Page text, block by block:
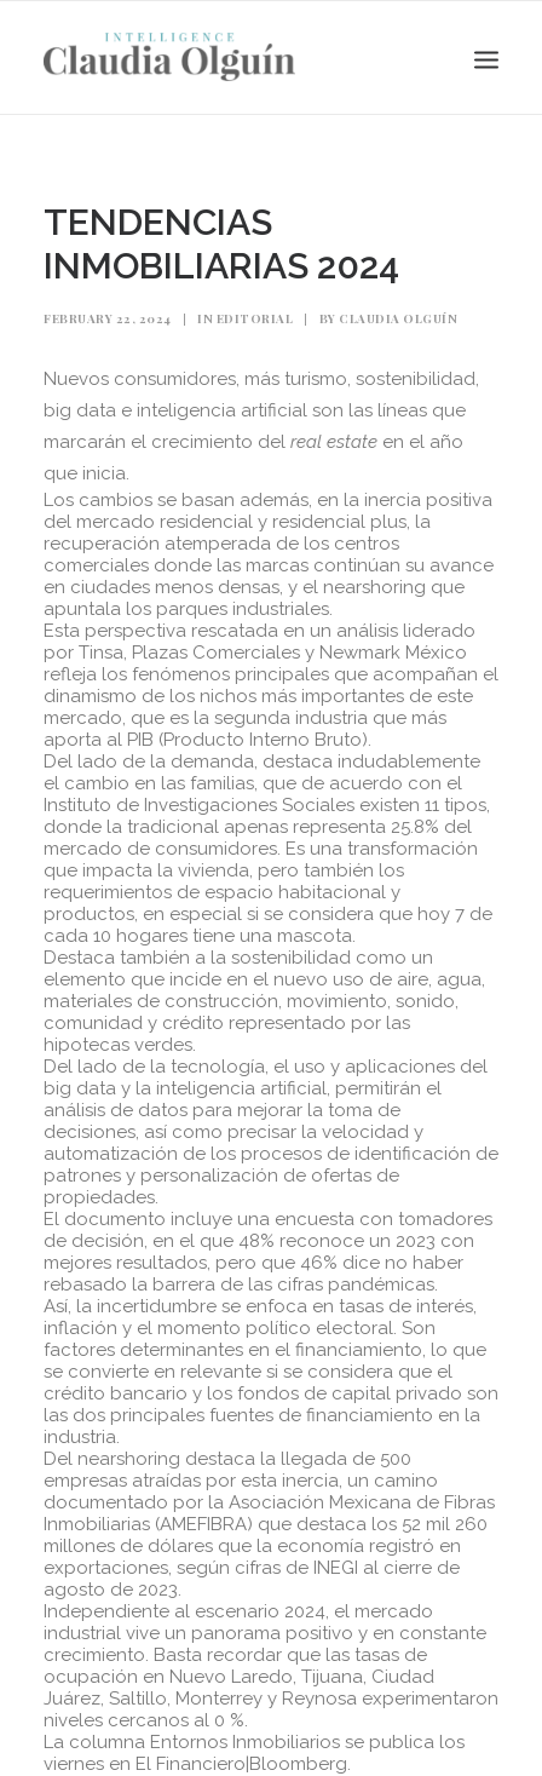
Search
TENDENCIAS
INMOBILIARIAS 2024
FEBRUARY 22, 2024 | IN EDITORIAL | BY CLAUDIA OLGUÍN
Nuevos consumidores, más turismo, sostenibilidad,
big data e inteligencia artificial son las líneas que
marcarán el crecimiento del real estate en el año
que inicia.
Los cambios se basan además, en la inercia positiva
del mercado residencial y residencial plus, la
recuperación atemperada de los centros
comerciales donde las marcas continúan su avance
en ciudades menos densas, y el nearshoring que
apuntala los parques industriales.
Esta perspectiva rescatada en un análisis liderado
por Tinsa, Plazas Comerciales y Newmark México
refleja los fenómenos principales que acompañan el
dinamismo de los nichos más importantes de este
mercado, que es la segunda industria que más
aporta al PIB (Producto Interno Bruto).
Del lado de la demanda, destaca indudablemente
el cambio en las familias, que de acuerdo con el
Instituto de Investigaciones Sociales existen 11 tipos,
donde la tradicional apenas representa 25.8% del
mercado de consumidores. Es una transformación
que impacta la vivienda, pero también los
requerimientos de espacio habitacional y
productos, en especial si se considera que hoy 7 de
cada 10 hogares tiene una mascota.
Destaca también a la sostenibilidad como un
elemento que incide en el nuevo uso de aire, agua,
materiales de construcción, movimiento, sonido,
comunidad y crédito representado por las
hipotecas verdes.
Del lado de la tecnología, el uso y aplicaciones del
big data y la inteligencia artificial, permitirán el
análisis de datos para mejorar la toma de
decisiones, así como precisar la velocidad y
automatización de los procesos de identificación de
patrones y personalización de ofertas de
propiedades.
El documento incluye una encuesta con tomadores
de decisión, en el que 48% reconoce un 2023 con
mejores resultados, pero que 46% dice no haber
rebasado la barrera de las cifras pandémicas.
Así, la incertidumbre se enfoca en tasas de interés,
inflación y el momento político electoral. Son
factores determinantes en el financiamiento, lo que
se convierte en relevante si se considera que el
crédito bancario y los fondos de capital privado son
las dos principales fuentes de financiamiento en la
industria.
Del nearshoring destaca la llegada de 500
empresas atraídas por esta inercia, un camino
documentado por la Asociación Mexicana de Fibras
Inmobiliarias (AMEFIBRA) que destaca los 52 mil 260
millones de dólares que la economía registró en
exportaciones, según cifras de INEGI al cierre de
agosto de 2023.
Independiente al escenario 2024, el mercado
industrial vive un panorama positivo y en constante
crecimiento. Basta recordar que las tasas de
ocupación en Nuevo Laredo, Tijuana, Ciudad
Juárez, Saltillo, Monterrey y Reynosa experimentaron
niveles cercanos al 0 %.
La columna Entornos Inmobiliarios se publica los
viernes en El Financiero|Bloomberg.